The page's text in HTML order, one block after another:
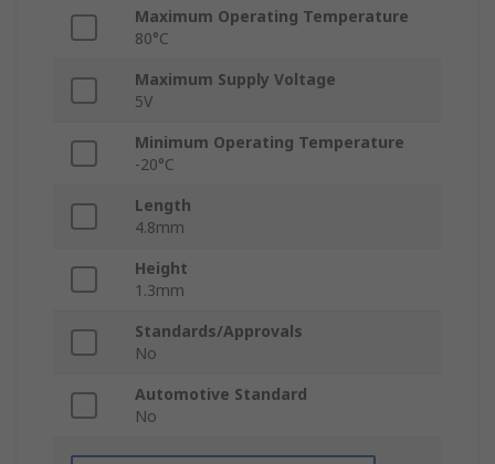
Maximum Operating Temperature
80°C
Maximum Supply Voltage
5V
Minimum Operating Temperature
-20°C
Length
4.8mm
Height
1.3mm
Standards/Approvals
No
Automotive Standard
No